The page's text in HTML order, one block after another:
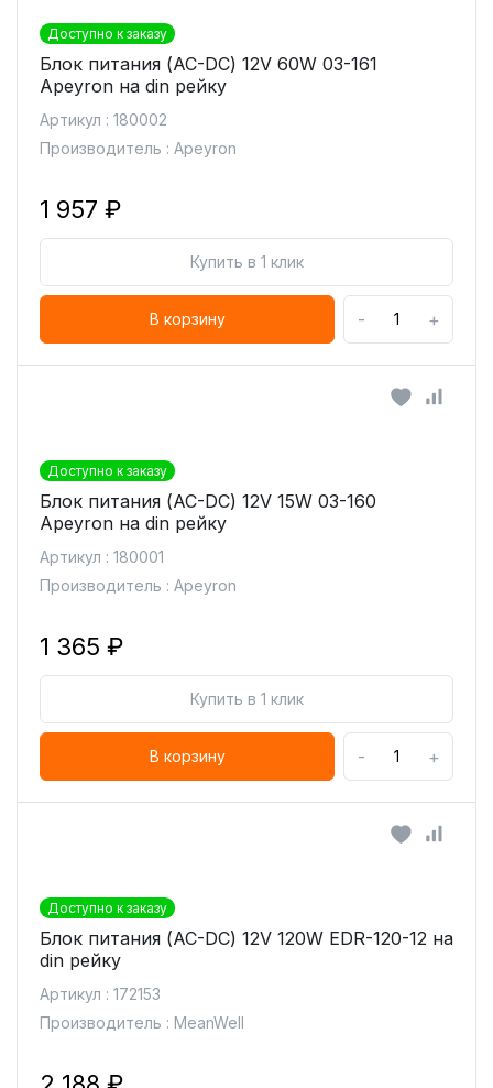
Доступно к заказу
Блок питания (AC-DC) 12V 60W 03-161
Apeyron на din рейку
Артикул : 180002
Производитель : Apeyron
1 957 ₽
Купить в 1 клик
В корзину - +
Доступно к заказу
Блок питания (AC-DC) 12V 15W 03-160
Apeyron на din рейку
Артикул : 180001
Производитель : Apeyron
1 365 ₽
Купить в 1 клик
В корзину - +
Доступно к заказу
Блок питания (AC-DC) 12V 120W EDR-120-12 на
din рейку
Артикул : 172153
Производитель : MeanWell